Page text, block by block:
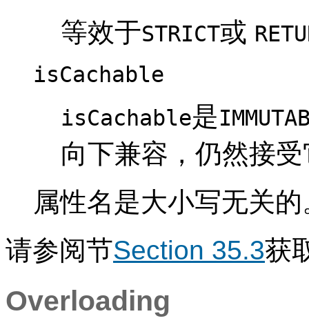
等效于STRICT或
isCachable
isCachable是
向下兼容，仍然接
属性名是大小写无关的
请参阅节Section 35.3获
Overloading